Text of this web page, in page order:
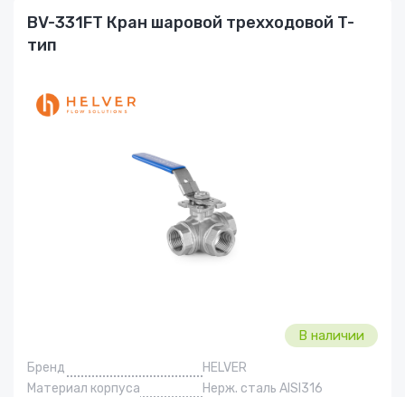
BV-331FT Кран шаровой трехходовой T-
тип
В наличии
Бренд
HELVER
Материал корпуса
Нерж. сталь AISI316